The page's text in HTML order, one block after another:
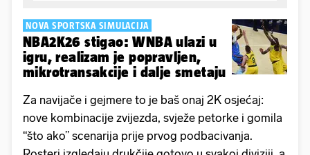
NOVA SPORTSKA SIMULACIJA
NBA2K26 stigao: WNBA ulazi u
igru, realizam je popravljen,
mikrotransakcije i dalje smetaju
Za navijače i gejmere to je baš onaj 2K osjećaj:
nove kombinacije zvijezda, svježe petorke i gomila
“što ako” scenarija prije prvog podbacivanja.